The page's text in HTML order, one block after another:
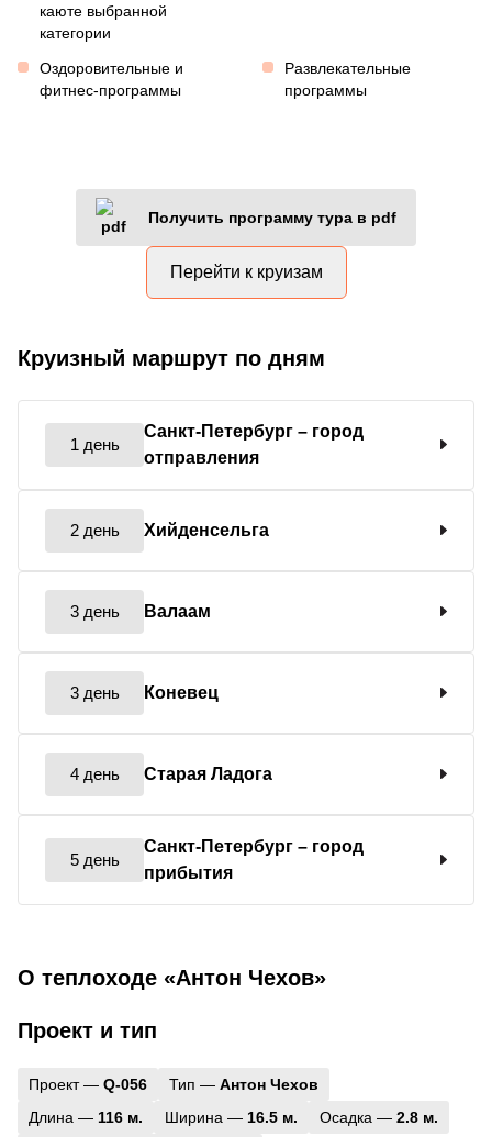
каюте выбранной
категории
Оздоровительные и
фитнес-программы
Развлекательные
программы
Получить программу тура в pdf
Перейти к круизам
Круизный маршрут по дням
1 день
Санкт-Петербург – город
отправления
2 день Хийденсельга
3 день Валаам
3 день Коневец
4 день Старая Ладога
5 день
Санкт-Петербург – город
прибытия
О теплоходе «Антон Чехов»
Проект и тип
Проект — Q-056 Тип — Антон Чехов
Длина — 116 м. Ширина — 16.5 м. Осадка — 2.8 м.